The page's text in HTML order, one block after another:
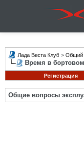
Лада Веста Клуб > Общий
Время в
Регистрация
Общие вопросы